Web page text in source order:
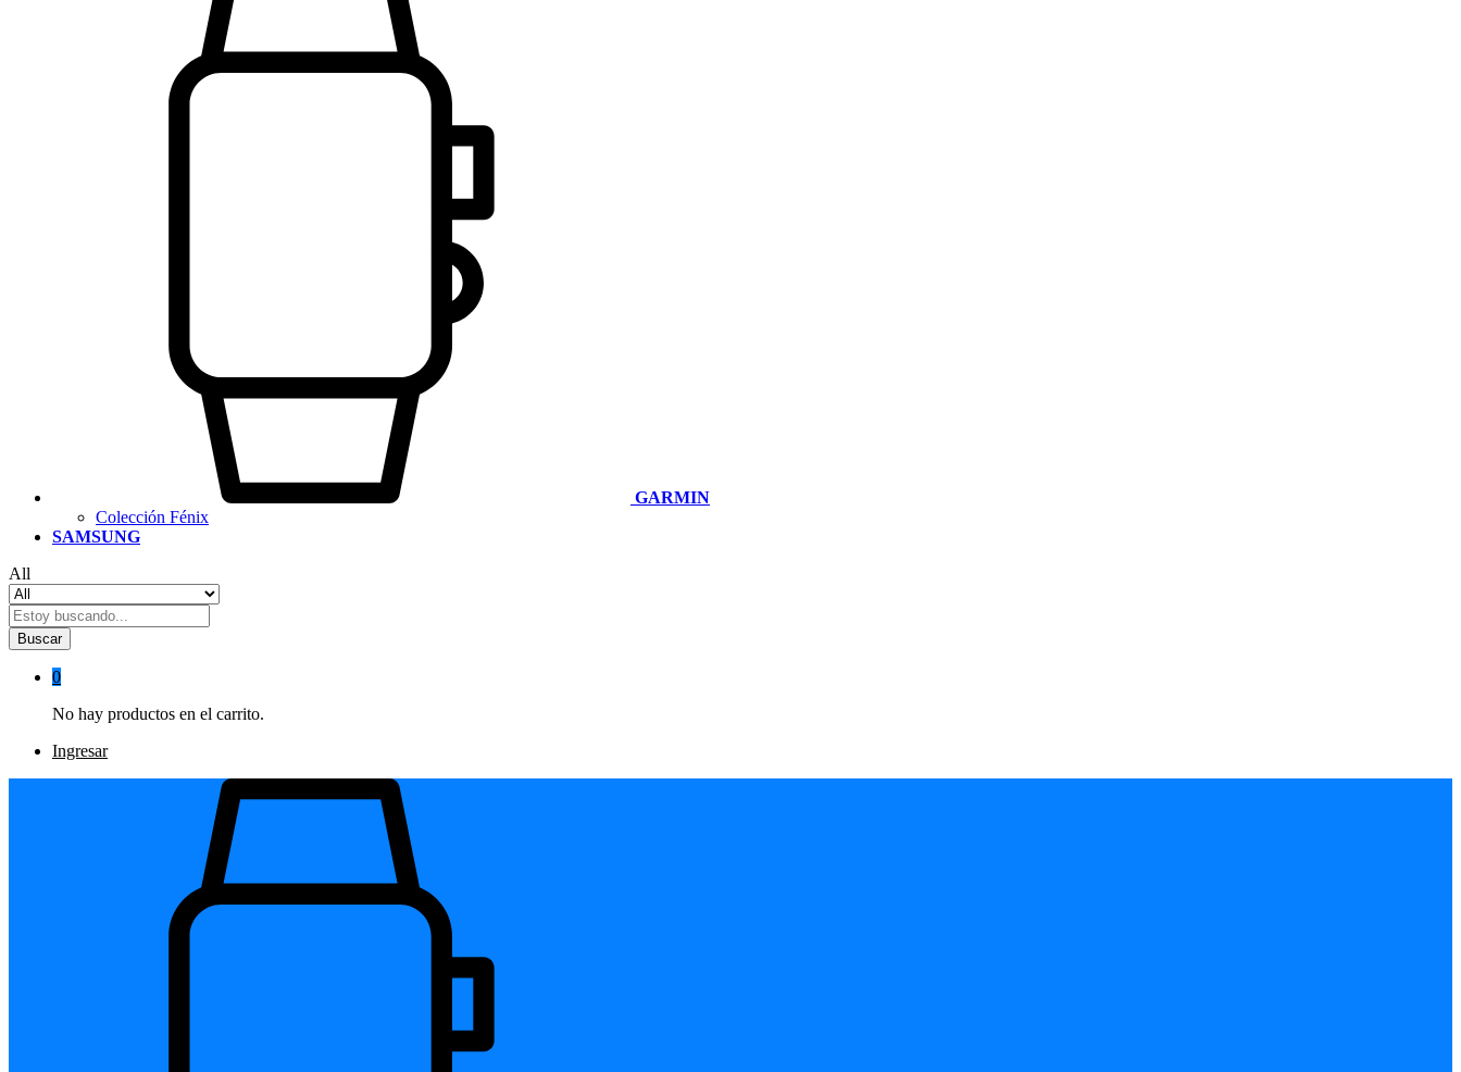
GARMIN
Colección Fénix
SAMSUNG
All
Buscar
0
No hay productos en el carrito.
Ingresar